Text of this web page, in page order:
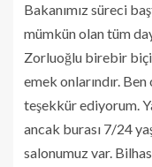
Bakanımız süreci
mümkün olan tüm
Zorluoğlu birebir
emek onlarındır.
teşekkür ediyorum.
ancak burası 7/24
salonumuz var.